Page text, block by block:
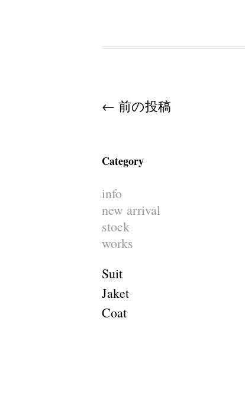
Post navigation
← 前の投稿
Category
info
new arrival
stock
works
Suit
Jaket
Coat